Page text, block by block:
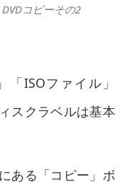
コピーその2
ISOファイル」
スクラベルは基本
ある「コピー」ボ